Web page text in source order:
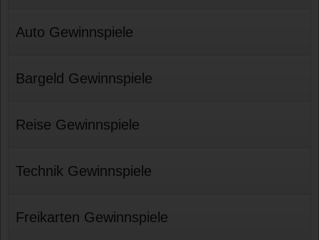
Auto Gewinnspiele
Bargeld Gewinnspiele
Reise Gewinnspiele
Technik Gewinnspiele
Freikarten Gewinnspiele